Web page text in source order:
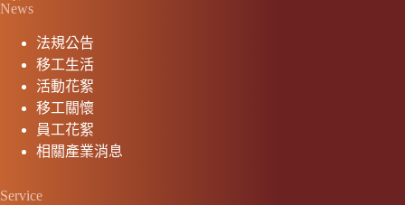
News
法規公告
移工生活
活動花絮
移工關懷
員工花絮
相關產業消息
Service